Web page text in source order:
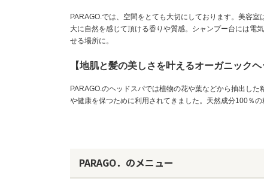
PARAGO.では、空間をとても大切にしております。美容
大に自然を感じて頂ける香りや質感。シャンプー台には電
せる場所に。
【地肌と髪の美しさを叶えるオーガニックヘ
PARAGO.のヘッドスパでは植物の花や葉などから抽出し
や健康を保つために利用されてきました。天然成分100％
PARAGO．のメニュー